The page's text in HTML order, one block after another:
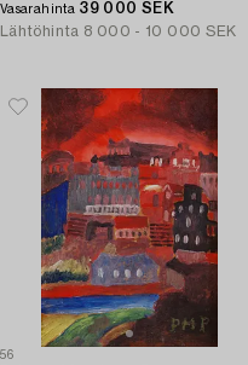
Vasarahinta 39 000 SEK
Lähtöhinta 8 000 - 10 000 SEK
56